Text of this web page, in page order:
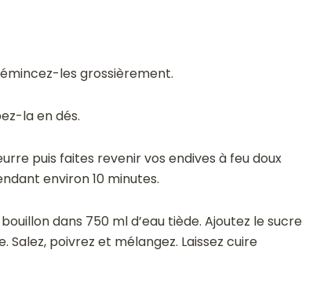
les grossièrement.
la en dés.
puis faites revenir vos endives à feu doux
environ 10 minutes.
dans 750 ml d’eau tiède. Ajoutez le sucre
poivrez et mélangez. Laissez cuire